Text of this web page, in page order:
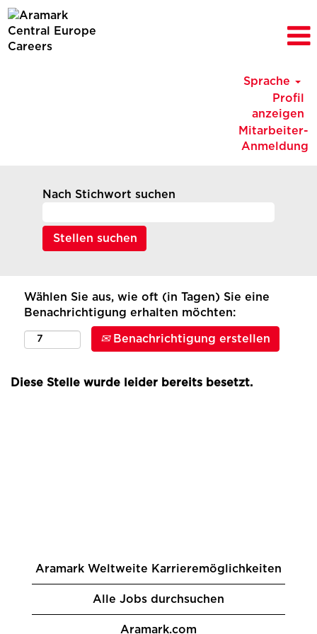
Sprache
Profil
anzeigen
Mitarbeiter-
Anmeldung
Nach Stichwort suchen
Wählen Sie aus, wie oft (in Tagen) Sie eine
Benachrichtigung erhalten möchten:
Benachrichtigung erstellen
Diese Stelle wurde leider bereits besetzt.
Aramark Weltweite Karrieremöglichkeiten
Alle Jobs durchsuchen
Aramark.com